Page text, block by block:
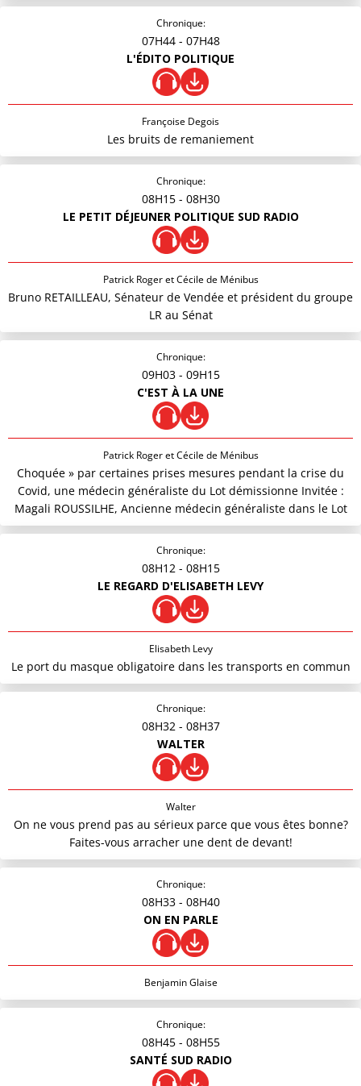
Chronique:
07H44 - 07H48
L'ÉDITO POLITIQUE
Françoise Degois
Les bruits de remaniement
Chronique:
08H15 - 08H30
LE PETIT DÉJEUNER POLITIQUE SUD RADIO
Patrick Roger et Cécile de Ménibus
Bruno RETAILLEAU, Sénateur de Vendée et président du groupe
LR au Sénat
Chronique:
09H03 - 09H15
C'EST À LA UNE
Patrick Roger et Cécile de Ménibus
Choquée » par certaines prises mesures pendant la crise du
Covid, une médecin généraliste du Lot démissionne Invitée :
Magali ROUSSILHE, Ancienne médecin généraliste dans le Lot
Chronique:
08H12 - 08H15
LE REGARD D'ELISABETH LEVY
Elisabeth Levy
Le port du masque obligatoire dans les transports en commun
Chronique:
08H32 - 08H37
WALTER
Walter
On ne vous prend pas au sérieux parce que vous êtes bonne?
Faites-vous arracher une dent de devant!
Chronique:
08H33 - 08H40
ON EN PARLE
Benjamin Glaise
Chronique:
08H45 - 08H55
SANTÉ SUD RADIO